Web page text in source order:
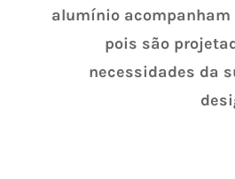
alumínio acompanham
pois são
necessidades da